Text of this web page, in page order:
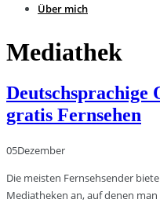
Über mich
Mediathek
Deutschsprachige
gratis Fernsehen
05Dezember
Die meisten Fernsehsender
Mediatheken an, auf denen